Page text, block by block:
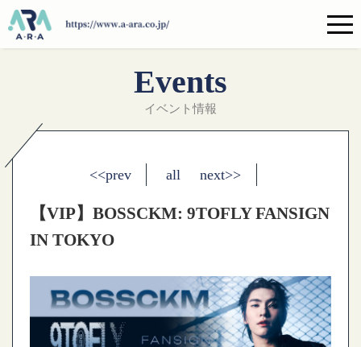
Events
イベント情報
<<prev all next>>
【VIP】BOSSCKM: 9TOFLY FANSIGN
IN TOKYO